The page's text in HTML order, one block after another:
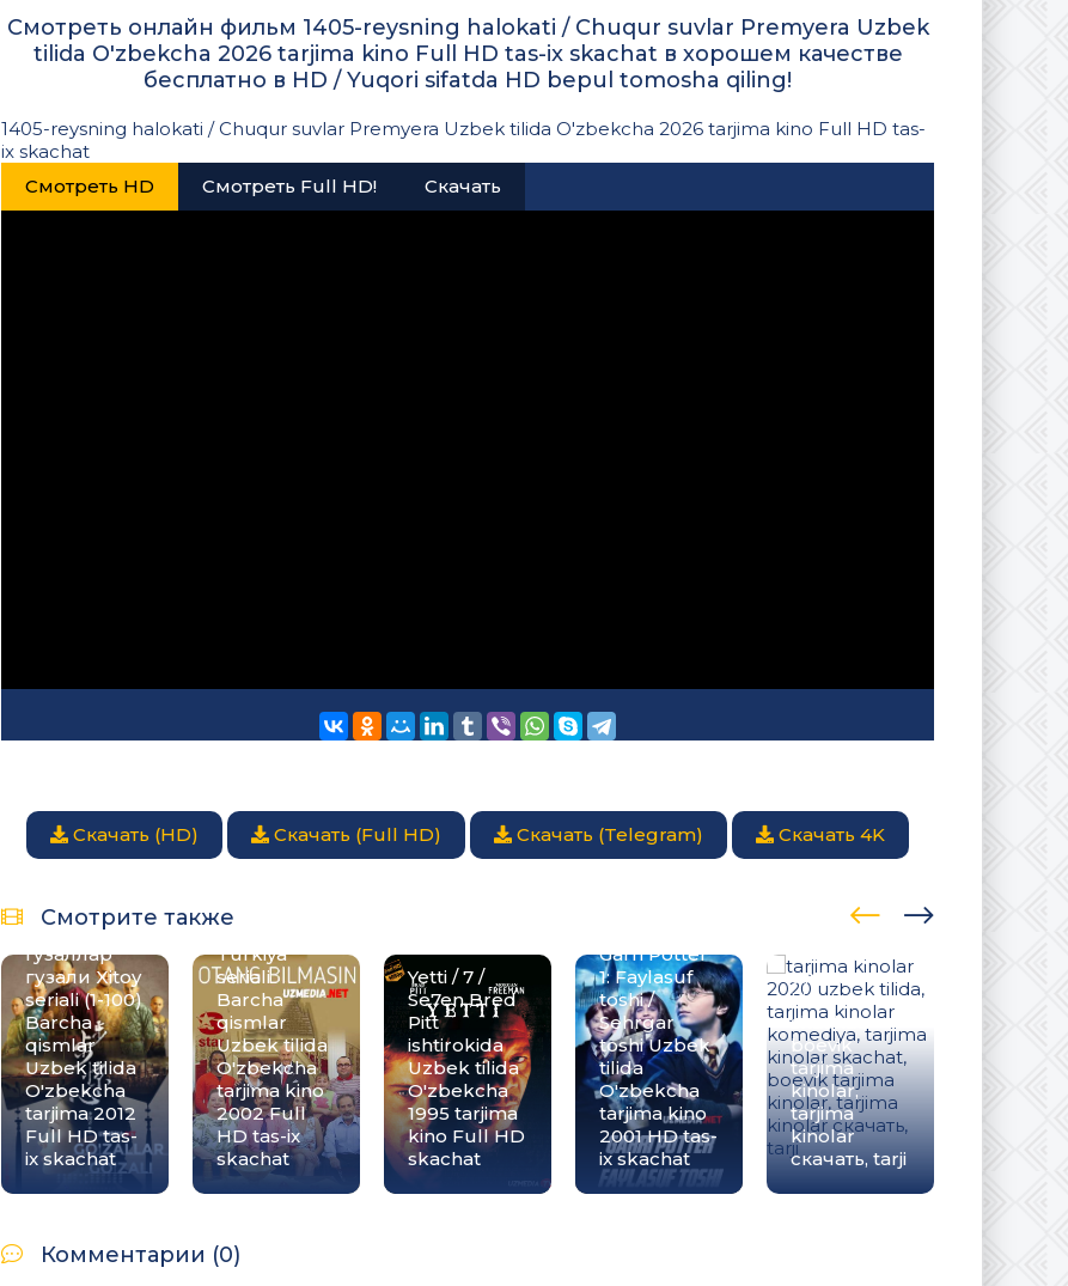
Смотреть онлайн фильм 1405-reysning halokati / Chuqur suvlar Premyera Uzbek
tilida O'zbekcha 2026 tarjima kino Full HD tas-ix skachat в хорошем качестве
бесплатно в HD / Yuqori sifatda HD bepul tomosha qiling!
1405-reysning halokati / Chuqur suvlar Premyera Uzbek tilida O'zbekcha 2026 tarjima kino Full HD tas-
ix skachat
Смотреть HD
Смотреть Full HD! Скачать
Скачать (HD) Скачать (Full HD) Скачать (Telegram) Скачать 4K
Смотрите также
Go'zallar
go'zali /
Гузаллар
гузали Xitoy
seriali (1-100)
Barcha
qismlar
Uzbek tilida
O'zbekcha
tarjima 2012
Full HD tas-
ix skachat
Otang
bilmasin
Turkiya
seriali
Barcha
qismlar
Uzbek tilida
O'zbekcha
tarjima kino
2002 Full
HD tas-ix
skachat
Yetti / 7 /
Se7en Bred
Pitt
ishtirokida
Uzbek tilida
O'zbekcha
1995 tarjima
kino Full HD
skachat
Garri Potter
1: Faylasuf
toshi /
Sehrgar
toshi Uzbek
tilida
O'zbekcha
tarjima kino
2001 HD tas-
ix skachat
tarjima
kinolar 2020
tarjima
komediya,
tarjima
kinolar
skachat,
boevik
tarjima
kinolar,
tarjima
kinolar
скачать, tarji
Комментарии (0)